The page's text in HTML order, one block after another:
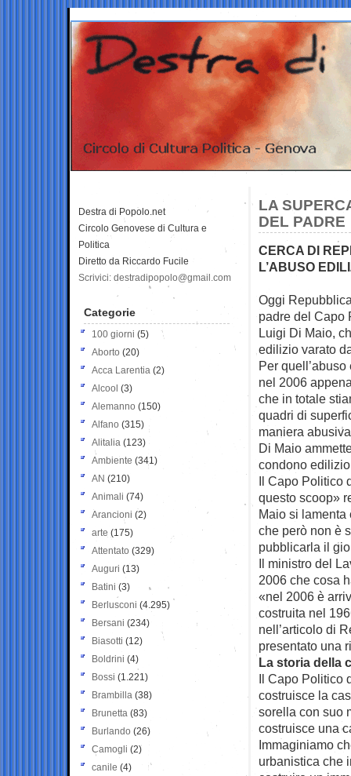
LA
DEL PADRE
CERCA DI
L’ABUSO
Oggi
padre del Capo
Luigi Di Maio,
edilizio varato
Per
nel 2006
che in totale
quadri di
maniera
Di Maio
condono
Il Capo Politico
questo scoop»
Maio si lamenta
che però non è
pubblicarla il
Il ministro del
2006 che cosa
«nel 2006 è
costruita nel
nell’articolo di
presentato una
La storia della
Il Capo Politico
costruisce la
sorella con suo
costruisce una
Immaginiamo
urbanistica che
Destra di Popolo.net
Circolo Genovese di Cultura e
Politica
Diretto da Riccardo Fucile
Scrivici: destradipopolo@gmail.com
Categorie
100 giorni (5)
Aborto (20)
Acca Larentia (2)
Alcool (3)
Alemanno (150)
Alfano (315)
Alitalia (123)
Ambiente (341)
AN (210)
Animali (74)
Arancioni (2)
arte (175)
Attentato (329)
Auguri (13)
Batini (3)
Berlusconi (4.295)
Bersani (234)
Biasotti (12)
Boldrini (4)
Bossi (1.221)
Brambilla (38)
Brunetta (83)
Burlando (26)
Camogli (2)
canile (4)